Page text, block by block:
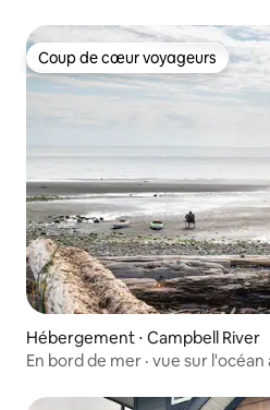
Coup de cœur voyageurs
Coup de cœur voyageurs
Hébergement ⋅ Campbell River
En bord de mer · vue sur